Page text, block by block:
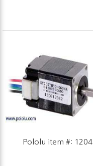
Pololu item #: 1204